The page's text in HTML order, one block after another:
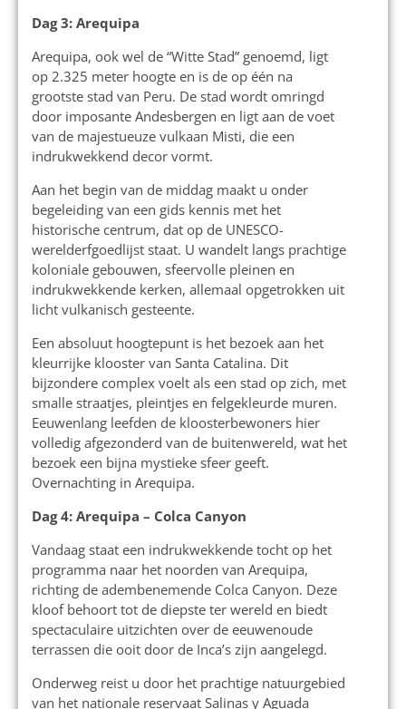
Dag 3: Arequipa
Arequipa, ook wel de “Witte Stad” genoemd, ligt
op 2.325 meter hoogte en is de op één na
grootste stad van Peru. De stad wordt omringd
door imposante Andesbergen en ligt aan de voet
van de majestueuze vulkaan Misti, die een
indrukwekkend decor vormt.
Aan het begin van de middag maakt u onder
begeleiding van een gids kennis met het
historische centrum, dat op de UNESCO-
werelderfgoedlijst staat. U wandelt langs prachtige
koloniale gebouwen, sfeervolle pleinen en
indrukwekkende kerken, allemaal opgetrokken uit
licht vulkanisch gesteente.
Een absoluut hoogtepunt is het bezoek aan het
kleurrijke klooster van Santa Catalina. Dit
bijzondere complex voelt als een stad op zich, met
smalle straatjes, pleintjes en felgekleurde muren.
Eeuwenlang leefden de kloosterbewoners hier
volledig afgezonderd van de buitenwereld, wat het
bezoek een bijna mystieke sfeer geeft.
Overnachting in Arequipa.
Dag 4: Arequipa – Colca Canyon
Vandaag staat een indrukwekkende tocht op het
programma naar het noorden van Arequipa,
richting de adembenemende Colca Canyon. Deze
kloof behoort tot de diepste ter wereld en biedt
spectaculaire uitzichten over de eeuwenoude
terrassen die ooit door de Inca’s zijn aangelegd.
Onderweg reist u door het prachtige natuurgebied
van het nationale reservaat Salinas y Aguada